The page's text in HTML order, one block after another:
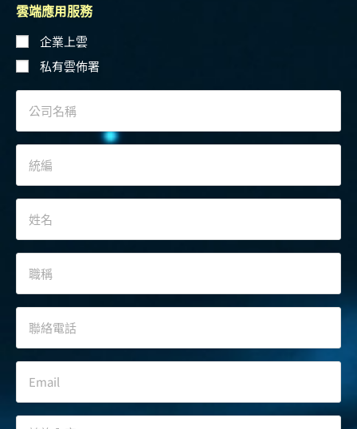
雲端應用服務
企業上雲
私有雲佈署